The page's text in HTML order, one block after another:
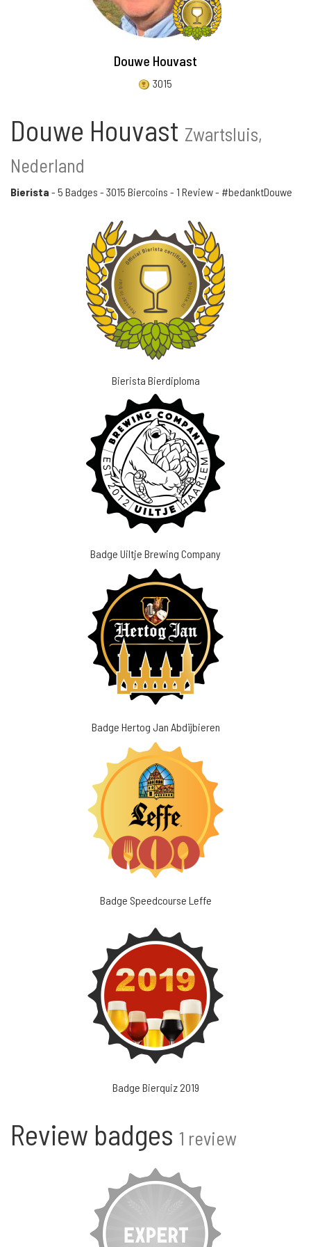
Douwe Houvast
3015
Douwe Houvast Zwartsluis,
Nederland
Bierista - 5 Badges - 3015 Biercoins - 1 Review- #bedanktDouwe
Bierista Bierdiploma
Badge Uiltje Brewing Company
Badge Hertog Jan Abdijbieren
Badge Speedcourse Leffe
Badge Bierquiz 2019
Review badges 1 review